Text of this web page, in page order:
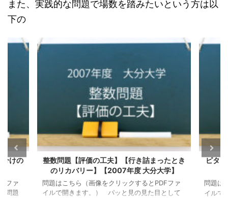
また、実践的な問題で場数を踏みたいという方は以
下の
たとき
ファ
して
ピタゴラス数 第１講【平方剰余】【2004
年度 旭川医科大学】
問題はこちら（画像をクリックするとPDFファ
イルで開きます。） a2 + b2 = c2を満たす
積の形
問題は
イルで